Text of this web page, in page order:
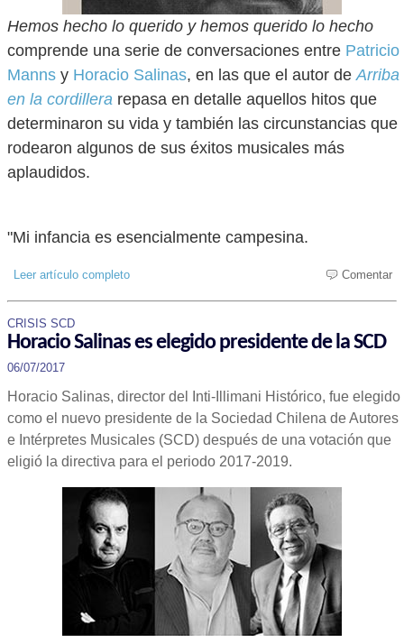
Hemos hecho lo querido y hemos querido lo hecho
comprende una serie de conversaciones entre Patricio
Manns y Horacio Salinas, en las que el autor deArriba
en la cordillera repasa en detalle aquellos hitos que
determinaron su vida y también las circunstancias que
rodearon algunos de sus éxitos musicales más
aplaudidos.
"Mi infancia es esencialmente campesina.
Leer artículo completo Comentar
CRISIS SCD
Horacio Salinas es elegido presidente de la SCD
06/07/2017
Horacio Salinas, director del Inti-Illimani Histórico, fue elegido
como el nuevo presidente de la Sociedad Chilena de Autores
e Intérpretes Musicales (SCD) después de una votación que
eligió la directiva para el periodo 2017-2019.